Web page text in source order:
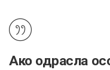
Ако одрасла